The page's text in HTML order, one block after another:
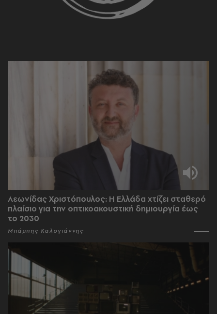
Λεωνίδας Χριστόπουλος: Η Ελλάδα χτίζει σταθερό
πλαίσιο για την οπτικοακουστική δημιουργία έως
το 2030
Μπάμπης Καλογιάννης